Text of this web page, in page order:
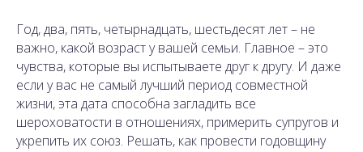
Год, два, пять, четырнадцать, шестьдесят лет – не
важно, какой возраст у вашей семьи. Главное – это
чувства, которые вы испытываете друг к другу. И даже
если у вас не самый лучший период совместной
жизни, эта дата способна загладить все
шероховатости в отношениях, примерить супругов и
укрепить их союз. Решать, как провести годовщину